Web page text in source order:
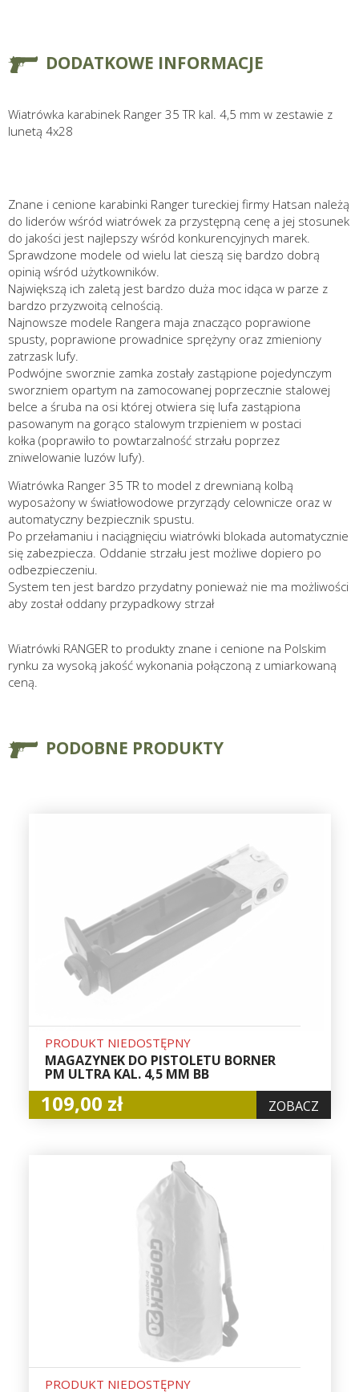
DODATKOWE INFORMACJE
Wiatrówka karabinek Ranger 35 TR kal. 4,5 mm w zestawie z
lunetą 4x28
Znane i cenione karabinki Ranger tureckiej firmy Hatsan należą
do liderów wśród wiatrówek za przystępną cenę a jej stosunek
do jakości jest najlepszy wśród konkurencyjnych marek.
Sprawdzone modele od wielu lat cieszą się bardzo dobrą
opinią wśród użytkowników.
Największą ich zaletą jest bardzo duża moc idąca w parze z
bardzo przyzwoitą celnością.
Najnowsze modele Rangera maja znacząco poprawione
spusty, poprawione prowadnice sprężyny oraz zmieniony
zatrzask lufy.
Podwójne sworznie zamka zostały zastąpione pojedynczym
sworzniem opartym na zamocowanej poprzecznie stalowej
belce a śruba na osi której otwiera się lufa zastąpiona
pasowanym na gorąco stalowym trzpieniem w postaci
kołka (poprawiło to powtarzalność strzału poprzez
zniwelowanie luzów lufy).
Wiatrówka Ranger 35 TR to model z drewnianą kolbą
wyposażony w światłowodowe przyrządy celownicze oraz w
automatyczny bezpiecznik spustu.
Po przełamaniu i naciągnięciu wiatrówki blokada automatycznie
się zabezpiecza. Oddanie strzału jest możliwe dopiero po
odbezpieczeniu.
System ten jest bardzo przydatny ponieważ nie ma możliwości
aby został oddany przypadkowy strzał
Wiatrówki RANGER to produkty znane i cenione na Polskim
rynku za wysoką jakość wykonania połączoną z umiarkowaną
ceną.
PODOBNE PRODUKTY
PRODUKT NIEDOSTĘPNY
MAGAZYNEK DO PISTOLETU BORNER
PM ULTRA KAL. 4,5 MM BB
109,00 zł ZOBACZ
PRODUKT NIEDOSTĘPNY